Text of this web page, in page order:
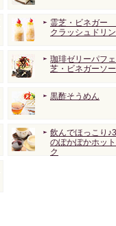
霊芝・ビネガー
クラッシュドリ
珈琲ゼリーパフ
芝・ビネガーソ
黒酢そうめん
飲んでほっこり
のぽかぽかホッ
ク